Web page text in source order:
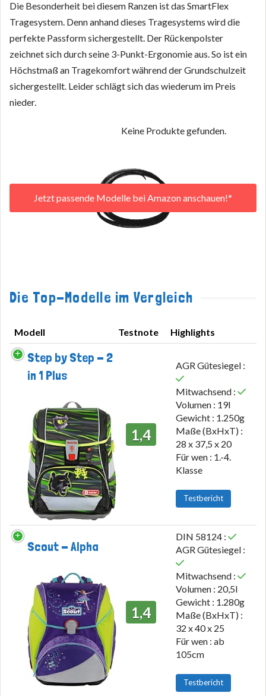
Die Besonderheit bei diesem Ranzen ist das SmartFlex
Tragesystem. Denn anhand dieses Tragesystems wird die
perfekte Passform sichergestellt. Der Rückenpolster
zeichnet sich durch seine 3-Punkt-Ergonomie aus. So ist ein
Höchstmaß an Tragekomfort während der Grundschulzeit
sichergestellt. Leider schlägt sich das wiederum im Preis
nieder.
Keine Produkte gefunden.
Jetzt passende Modelle bei Amazon anschauen!*
Die Top-Modelle im Vergleich
Modell Testnote
Highlights
Modell
Step by Step - 2
in 1 Plus
1,4
AGR Gütesiegel :
Mitwachsend :
Volumen : 19l
Gewicht : 1.250g
Maße (BxHxT) :
28 x 37,5 x 20
Für wen : 1.-4.
Klasse
Testbericht
Scout - Alpha
1,4
DIN 58124 :
AGR Gütesiegel :
Mitwachsend :
Volumen : 20,5l
Gewicht : 1.280g
Maße (BxHxT) :
32 x 40 x 25
Für wen : ab
105cm
Testbericht